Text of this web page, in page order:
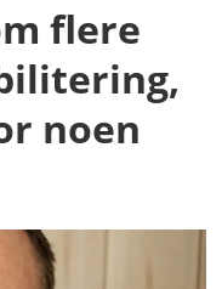
flere
noen